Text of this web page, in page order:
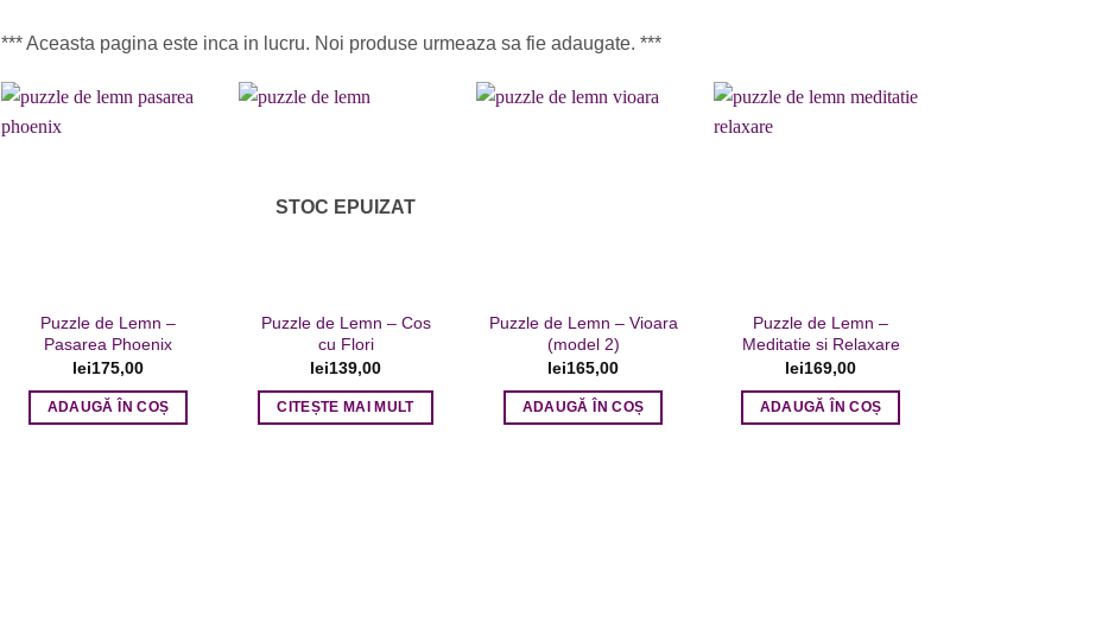
*** Aceasta pagina este inca in lucru. Noi produse urmeaza sa fie adaugate. ***
Puzzle de Lemn –
Pasarea Phoenix
lei175,00
ADAUGĂ ÎN COȘ
la favorite
STOC EPUIZAT
Puzzle de Lemn – Cos
cu Flori
lei139,00
CITEȘTE MAI MULT
Puzzle de Lemn – Vioara
(model 2)
lei165,00
ADAUGĂ ÎN COȘ
Puzzle de Lemn –
Meditatie si Relaxare
lei169,00
ADAUGĂ ÎN COȘ